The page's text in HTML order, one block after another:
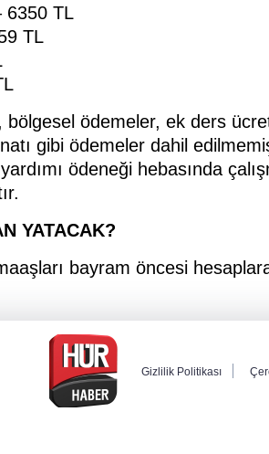
6350 TL
TL
bölgesel ödemeler, ek ders
gibi ödemeler dahil
ödeneği hebasında
YATACAK?
bayram öncesi
Gizlilik Politikası